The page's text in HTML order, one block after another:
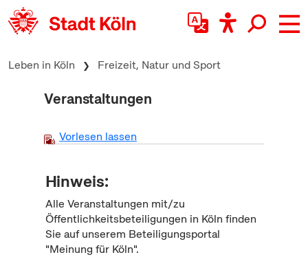
zum Inhalt springen
Leben in Köln Freizeit, Natur und Sport
Veranstaltungen
Vorlesen lassen
Hinweis:
Alle Veranstaltungen mit/zu
Öffentlichkeitsbeteiligungen in Köln finden
Sie auf unserem Beteiligungsportal
"Meinung für Köln".